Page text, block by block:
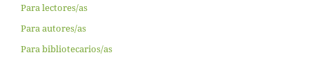
Para lectores/as
Para autores/as
Para bibliotecarios/as